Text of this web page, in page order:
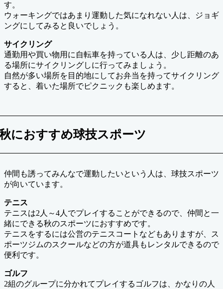
す。
ウォーキングではあまり運動した気になれない人は、ジョギ
ングにしてみると良いでしょう。
サイクリング
通勤用や買い物用に自転車を持っている人は、少し距離のあ
る場所にサイクリングしに行ってみましょう。
自然が多い場所を目的地にしてお弁当を持ってサイクリング
すると、着いた場所でピクニックも楽しめます。
におすすめ球技スポーツ
仲間も誘ってみんなで運動したいという人は、球技スポーツ
が向いています。
テニス
テニスは2人～4人でプレイすることができるので、仲間と一
緒にできる秋のスポーツにおすすめです。
テニスをするには公営のテニスコートなどもありますが、ス
ポーツジムのスクールなどの方が道具もレンタルできるので
便利です。
ゴルフ
2組のグループに分かれてプレイするゴルフは、かなりの人